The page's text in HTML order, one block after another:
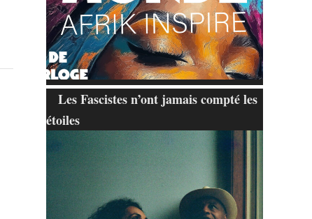
Les Fascistes n’ont jamais compté les
étoiles